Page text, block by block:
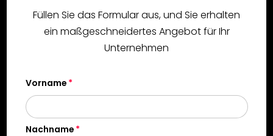
Füllen Sie das Formular aus, und Sie erhalten
ein maßgeschneidertes Angebot für Ihr
Unternehmen
Vorname
Nachname